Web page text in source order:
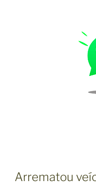
Arrematou